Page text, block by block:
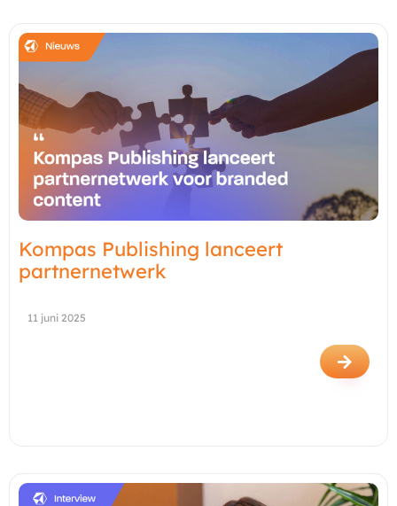
Kompas Publishing lanceert
partnernetwerk
11 juni 2025